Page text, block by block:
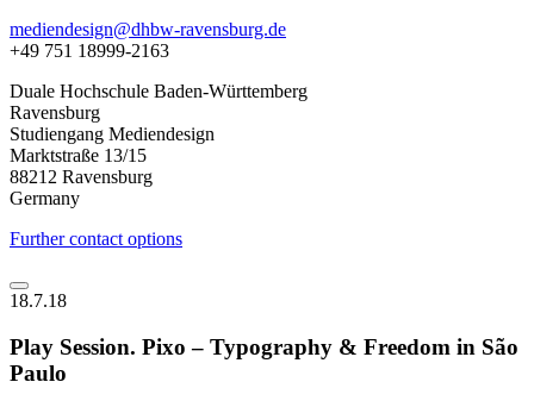
mediendesign@dhbw-ravensburg.de
+49 751 18999-2163
Duale Hochschule Baden-Württemberg
Ravensburg
Studiengang Mediendesign
Marktstraße 13/15
88212 Ravensburg
Germany
Further contact options
18.7.18
Play Session. Pixo – Typography & Freedom in São
Paulo